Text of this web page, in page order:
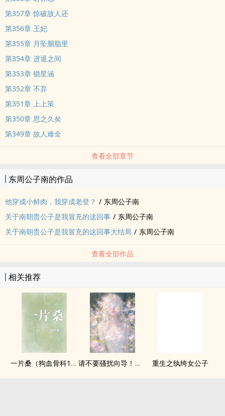
第357章 惊破故人还
第356章 王妃
第355章 月坠胭脂里
第354章 进退之间
第353章 锁星涵
第352章 不弃
第351章 上上策
第350章 思之久矣
第349章 故人难全
查看全部章节
东周公子南的作品
他穿成小鲜肉，我穿成老登？ / 东周公子南
关于南朝贵公子是我冒充的这回事 / 东周公子南
关于南朝贵公子是我冒充的这回事大结局 / 东周公子南
查看全部作品
相关推荐
一片桑（狗血骨科1v1） 请不要骚扰向导！（哨向NPH） 重生之纨绔女公子